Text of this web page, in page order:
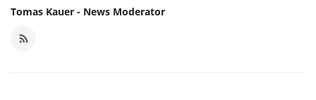
Tomas Kauer - News Moderator